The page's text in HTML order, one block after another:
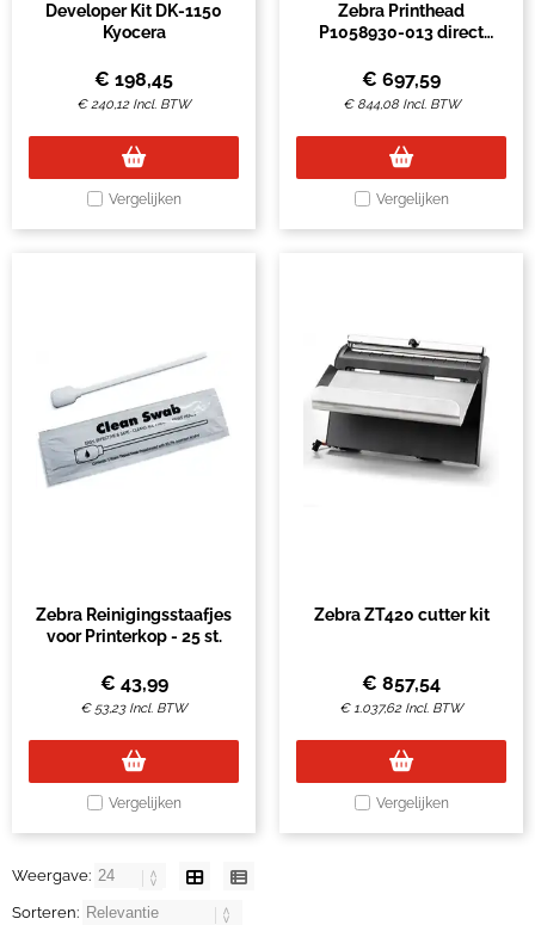
Developer Kit DK-1150
Kyocera
€ 198,45
€240,12 Incl. BTW
Vergelijken
Zebra Printhead
P1058930-013 direct
€ 697,59
€ 844,08 Incl. BTW
Vergelijken
Zebra Reinigingsstaafjes
voor Printerkop - 25 st.
€ 43,99
€ 53,23 Incl. BTW
Vergelijken
Zebra ZT420 cutter kit
€ 857,54
€1.037,62 Incl. BTW
Vergelijken
Weergave:
Sorteren: